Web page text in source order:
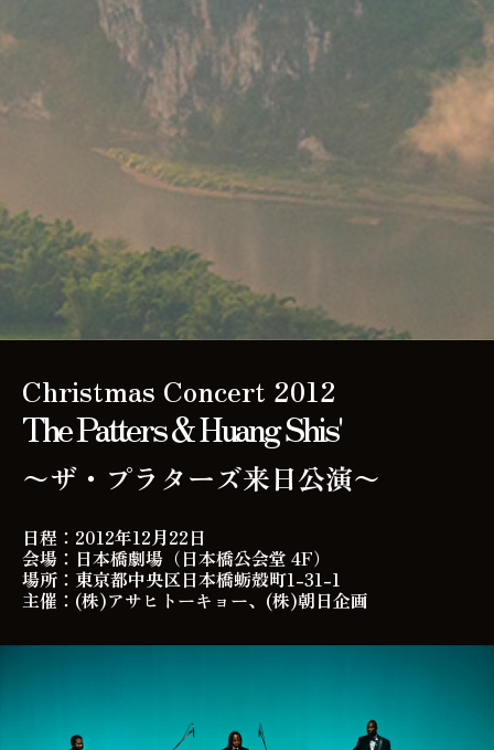
Christmas Concert 2012
The Patters & Huang Shis'
〜ザ・プラターズ来日公演〜
日程：2012年12月22日
会場：日本橋劇場（日本橋公会堂 4F）
場所：東京都中央区日本橋蛎殻町1-31-1
主催：(株)アサヒトーキョー、(株)朝日企画